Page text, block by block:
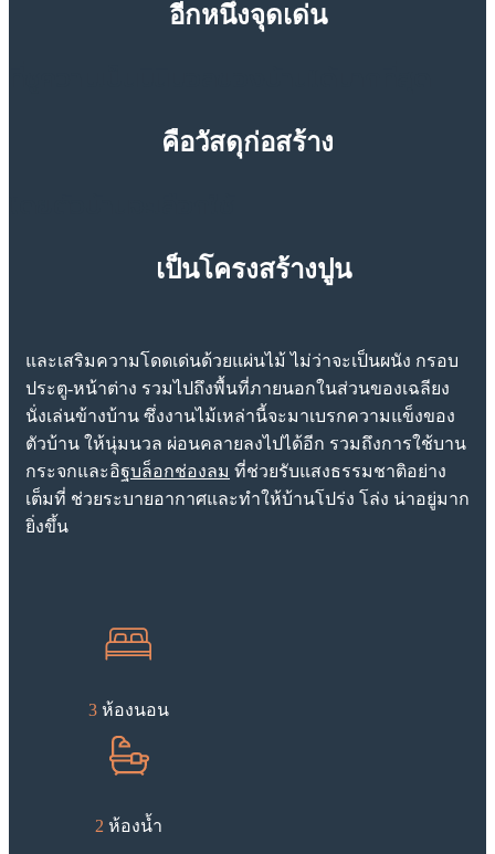
อีกหนึ่งจุดเด่น
คือวัสดุก่อสร้าง
เป็นโครงสร้างปูน
และเสริมความโดดเด่นด้วยแผ่นไม้ ไม่ว่าจะเป็นผนัง กรอบ
ประตู-หน้าต่าง รวมไปถึงพื้นที่ภายนอกในส่วนของเฉลียง
นั่งเล่นข้างบ้าน ซึ่งงานไม้เหล่านี้จะมาเบรกความแข็งของ
ตัวบ้าน ให้นุ่มนวล ผ่อนคลายลงไปได้อีก รวมถึงการใช้บาน
กระจกและอิฐบล็อกช่องลม ที่ช่วยรับแสงธรรมชาติอย่าง
เต็มที่ ช่วยระบายอากาศและทำให้บ้านโปร่ง โล่ง น่าอยู่มาก
ยิ่งขึ้น
3ห้องนอน
2 ห้องน้ำ